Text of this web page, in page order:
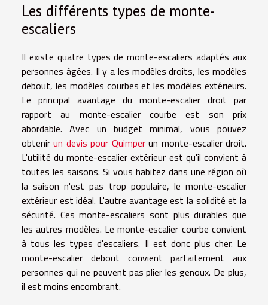
Les différents types de monte-
escaliers
Il existe quatre types de monte-escaliers adaptés aux
personnes âgées. Il y a les modèles droits, les modèles
debout, les modèles courbes et les modèles extérieurs.
Le principal avantage du monte-escalier droit par
rapport au monte-escalier courbe est son prix
abordable. Avec un budget minimal, vous pouvez
obtenirun devis pour Quimperun monte-escalier droit.
L'utilité du monte-escalier extérieur est qu'il convient à
toutes les saisons. Si vous habitez dans une région où
la saison n'est pas trop populaire, le monte-escalier
extérieur est idéal. L'autre avantage est la solidité et la
sécurité. Ces monte-escaliers sont plus durables que
les autres modèles. Le monte-escalier courbe convient
à tous les types d'escaliers. Il est donc plus cher. Le
monte-escalier debout convient parfaitement aux
personnes qui ne peuvent pas plier les genoux. De plus,
il est moins encombrant.